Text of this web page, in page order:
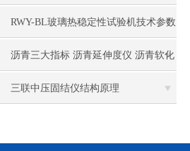
RWY-BL玻璃热稳定性试验机技术参数
沥青三大指标 沥青延伸度仪 沥青软化
点试验仪 沥青针入度试验仪技术参数
三联中压固结仪结构原理